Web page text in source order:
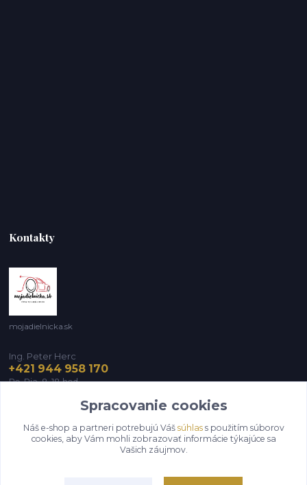
Kontakty
mojadielnicka.sk
Ing. Peter Herc
+421 944 958 170
Po-Pia, 8-18 hod.
infomojadielnicka@gmail.com
Spracovanie cookies
Náš e-shop a partneri potrebujú Váš súhlass použitím súborov
cookies, aby Vám mohli zobrazovať informácie týkajúce sa
Vašich záujmov.